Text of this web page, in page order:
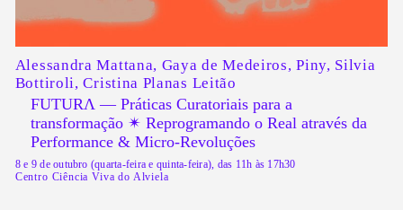
Alessandra Mattana, Gaya de Medeiros, Piny, Silvia
Bottiroli, Cristina Planas Leitão
FUTURΛ — Práticas Curatoriais para a
transformação ✴︎ Reprogramando o Real através da
Performance & Micro-Revoluções
8 e 9 de outubro (quarta-feira e quinta-feira), das 11h às 17h30
Centro Ciência Viva do Alviela